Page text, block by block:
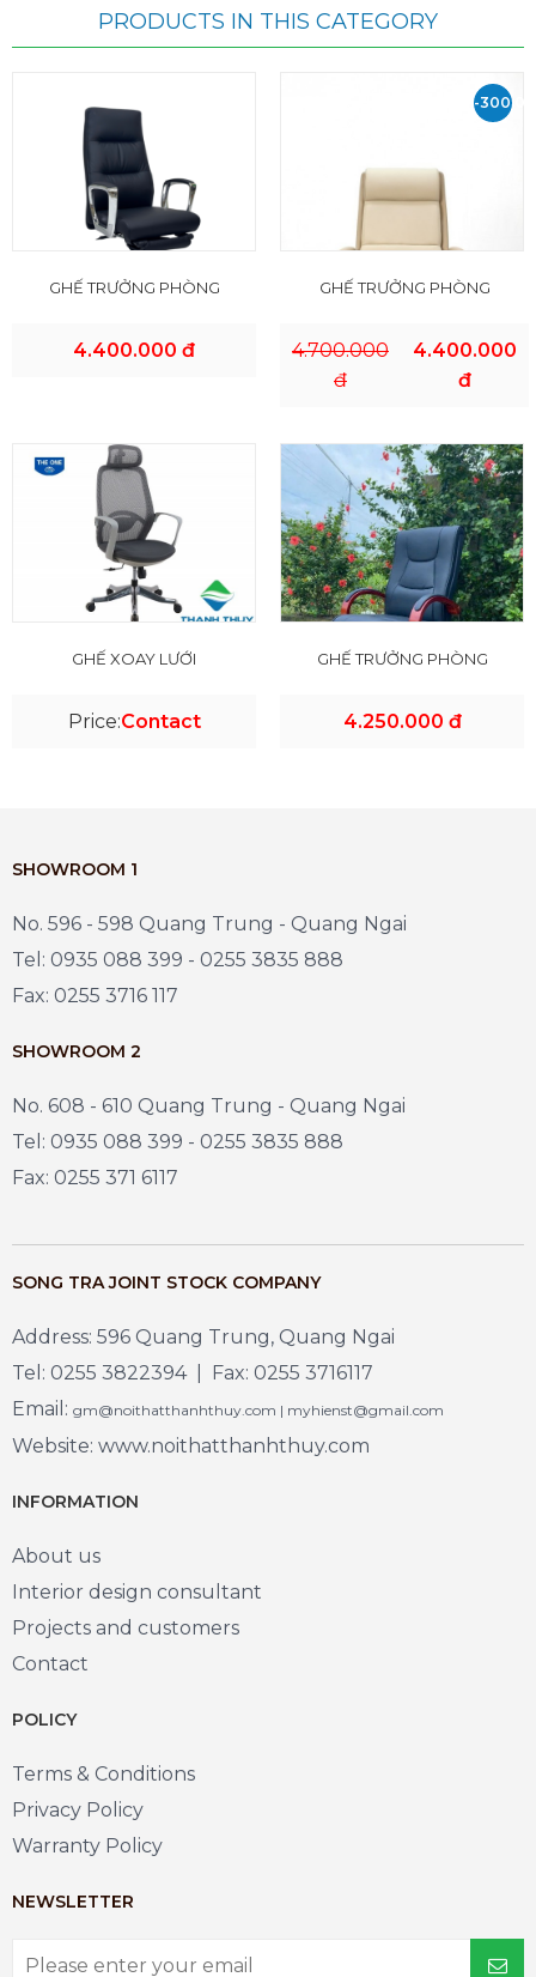
PRODUCTS IN THIS CATEGORY
GHẾ TRƯỞNG PHÒNG
4.400.000 đ
-
GHẾ TRƯỞNG PHÒNG
4.700.000
đ
4.400.000
đ
GHẾ XOAY LƯỚI
Price:Contact
GHẾ TRƯỞNG PHÒNG
4.250.000 đ
SHOWROOM 1
No. 596 - 598 Quang Trung - Quang Ngai
Tel: 0935 088 399 - 0255 3835 888
Fax: 0255 3716 117
SHOWROOM 2
No. 608 - 610 Quang Trung - Quang Ngai
Tel: 0935 088 399 - 0255 3835 888
Fax: 0255 371 6117
SONG TRA JOINT STOCK COMPANY
Address: 596 Quang Trung, Quang Ngai
Tel: 0255 3822394 | Fax: 0255 3716117
Email: gm@noithatthanhthuy.com | myhienst@gmail.com
Website: www.noithatthanhthuy.com
INFORMATION
About us
Interior design consultant
Projects and customers
Contact
POLICY
Terms & Conditions
Privacy Policy
Warranty Policy
NEWSLETTER